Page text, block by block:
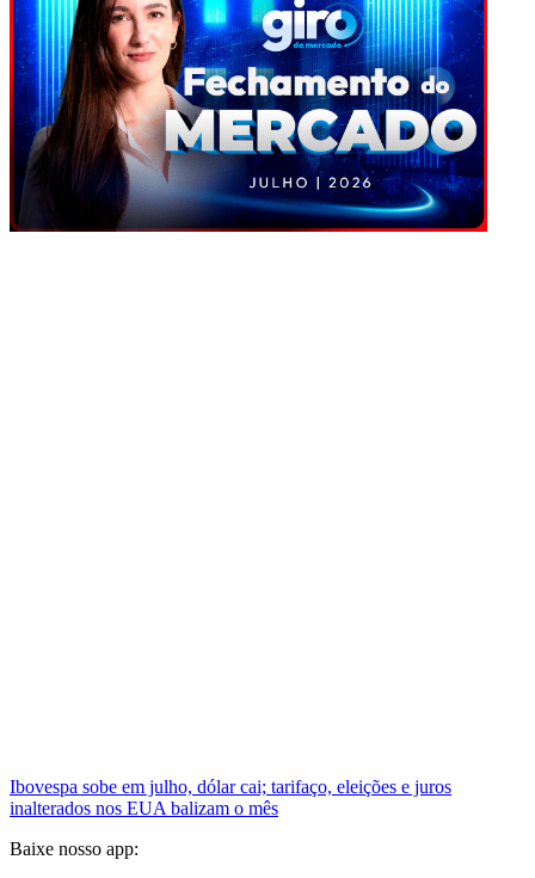
Ibovespa sobe em julho, dólar cai; tarifaço, eleições e juros
inalterados nos EUA balizam o mês
Baixe nosso app: